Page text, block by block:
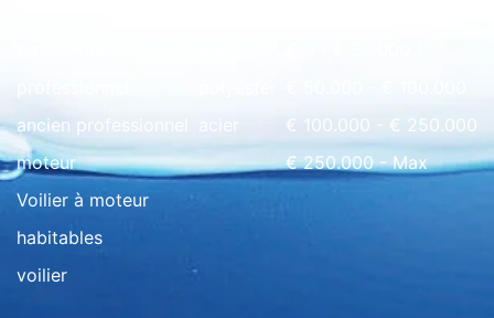
ancien professionnel
moteur
Voilier à moteur
habitables
voilier
acier
€ 100.000 - € 250.000
€ 250.000 - Max